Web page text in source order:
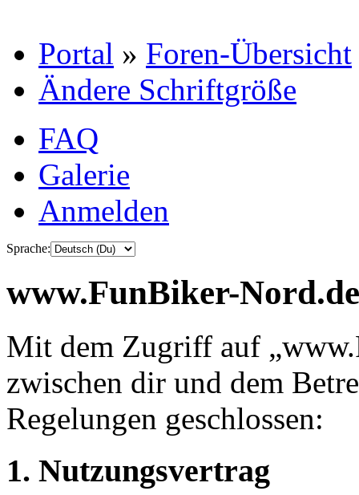
Portal » Foren-Übersicht
Ändere Schriftgröße
FAQ
Galerie
Anmelden
Sprache:
www.FunBiker-
Mit dem Zugriff auf
zwischen dir und dem
Regelungen geschlossen:
1. Nutzungsvertrag